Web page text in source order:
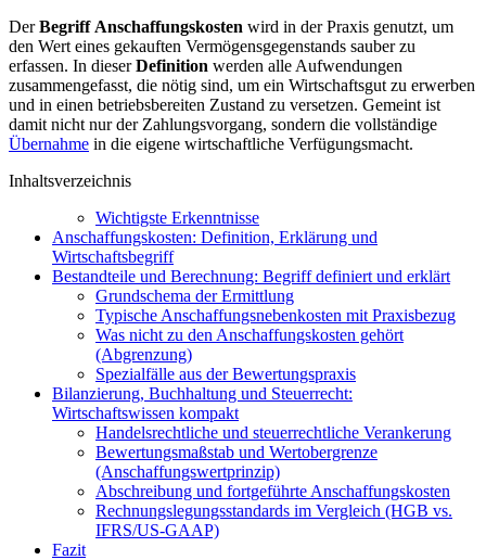
DerBegriff Anschaffungskosten wird in der Praxis genutzt, um
den Wert eines gekauften Vermögensgegenstands sauber zu
erfassen. In dieserDefinition werden alle Aufwendungen
zusammengefasst, die nötig sind, um ein Wirtschaftsgut zu erwerben
und in einen betriebsbereiten Zustand zu versetzen. Gemeint ist
damit nicht nur der Zahlungsvorgang, sondern die vollständige
Übernahme in die eigene wirtschaftliche Verfügungsmacht.
Inhaltsverzeichnis
Wichtigste Erkenntnisse
Anschaffungskosten: Definition, Erklärung und
Wirtschaftsbegriff
Bestandteile und Berechnung: Begriff definiert und erklärt
Grundschema der Ermittlung
Typische Anschaffungsnebenkosten mit Praxisbezug
Was nicht zu den Anschaffungskosten gehört
(Abgrenzung)
Spezialfälle aus der Bewertungspraxis
Bilanzierung, Buchhaltung und Steuerrecht:
Wirtschaftswissen kompakt
Handelsrechtliche und steuerrechtliche Verankerung
Bewertungsmaßstab und Wertobergrenze
(Anschaffungswertprinzip)
Abschreibung und fortgeführte Anschaffungskosten
Rechnungslegungsstandards im Vergleich (HGB vs.
IFRS/US-GAAP)
Fazit